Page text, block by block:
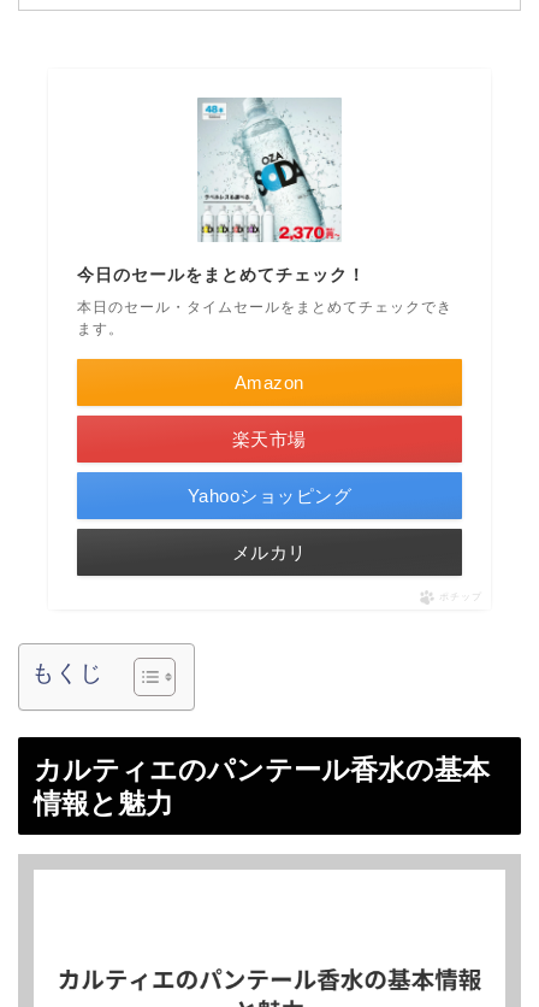
今日のセールをまとめてチェック！
本日のセール・タイムセールをまとめてチェックでき
ます。
Amazon
楽天市場
Yahooショッピング
メルカリ
ポチップ
もくじ
カルティエのパンテール香水の基本
情報と魅力